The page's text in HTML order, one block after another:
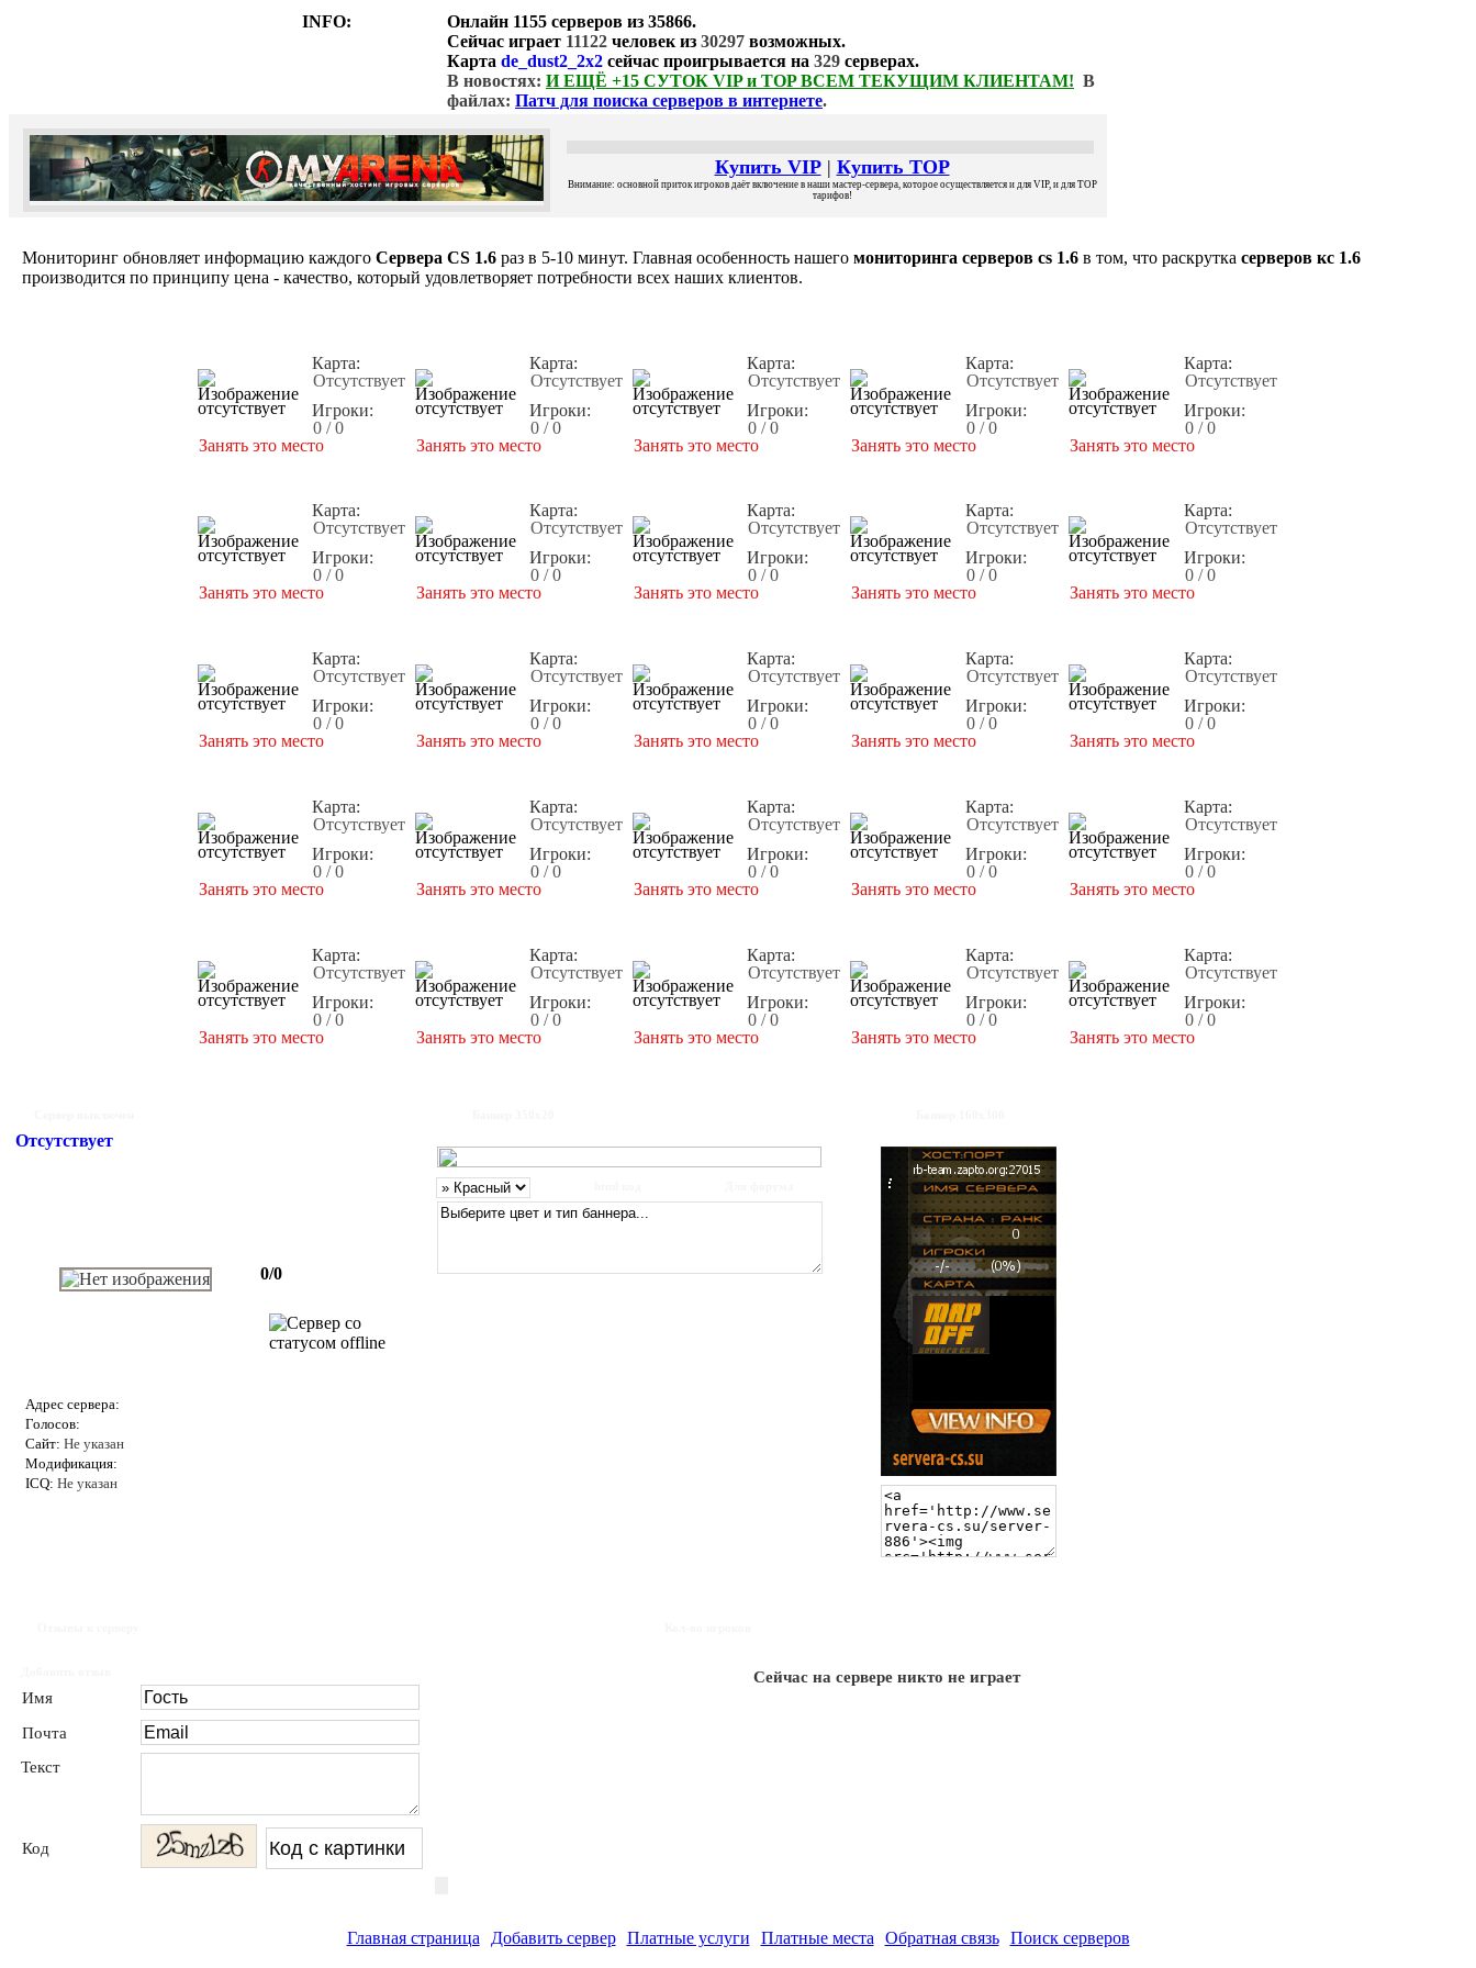
INFO: Онлайн 1155 серверов из 35866.
Сейчас играет 11122 человек из 30297 возможных.
Карта de_dust2_2x2 сейчас проигрывается на 329 серверах.
В новостях: И ЕЩЁ +15 СУТОК VIP и TOP ВСЕМ ТЕКУЩИМ КЛИЕНТАМ! В
файлах: Патч для поиска серверов в интернете.
Купить VIP| Купить TOP
Внимание: основной приток игроков даёт включение в наши мастер-сервера, которое осуществляется и для VIP, и для TOP
тарифов!
Мониторинг обновляет информацию каждого Сервера CS 1.6 раз в 5-10 минут. Главная особенность нашего мониторинга серверов cs 1.6 в том, что раскрутка серверов кс 1.6
производится по принципу цена - качество, который удовлетворяет потребности всех наших клиентов.
Карта:
Отсутствует
Игроки:
0 / 0
Занять это место
Карта:
Отсутствует
Игроки:
0 / 0
Занять это место
Карта:
Отсутствует
Игроки:
0 / 0
Занять это место
Карта:
Отсутствует
Игроки:
0 / 0
Занять это место
Карта:
Отсутствует
Игроки:
0 / 0
Занять это место
Карта:
Отсутствует
Игроки:
0 / 0
Занять это место
Карта:
Отсутствует
Игроки:
0 / 0
Занять это место
Карта:
Отсутствует
Игроки:
0 / 0
Занять это место
Карта:
Отсутствует
Игроки:
0 / 0
Занять это место
Карта:
Отсутствует
Игроки:
0 / 0
Занять это место
Карта:
Отсутствует
Игроки:
0 / 0
Занять это место
Карта:
Отсутствует
Игроки:
0 / 0
Занять это место
Карта:
Отсутствует
Игроки:
0 / 0
Занять это место
Карта:
Отсутствует
Игроки:
0 / 0
Занять это место
Карта:
Отсутствует
Игроки:
0 / 0
Занять это место
Карта:
Отсутствует
Игроки:
0 / 0
Занять это место
Карта:
Отсутствует
Игроки:
0 / 0
Занять это место
Карта:
Отсутствует
Игроки:
0 / 0
Занять это место
Карта:
Отсутствует
Игроки:
0 / 0
Занять это место
Карта:
Отсутствует
Игроки:
0 / 0
Занять это место
Карта:
Отсутствует
Игроки:
0 / 0
Занять это место
Карта:
Отсутствует
Игроки:
0 / 0
Занять это место
Карта:
Отсутствует
Игроки:
0 / 0
Занять это место
Карта:
Отсутствует
Игроки:
0 / 0
Занять это место
Карта:
Отсутствует
Игроки:
0 / 0
Занять это место
Отсутствует
0/0
Адрес сервера:
Голосов:
Сайт: Не указан
Модификация:
ICQ: Не указан
Имя
Почта
Текст
Код
Сейчас на сервере никто не играет
Главная страница Добавить сервер Платные услуги Платные места Обратная связь Поиск серверов